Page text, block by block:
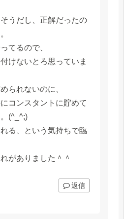
うだし、正解だったの
てるので、
けないとろ思っていま
られないのに、
コンスタントに貯めて
(^_^;)
る、という気持ちで臨
がありました＾＾
返信